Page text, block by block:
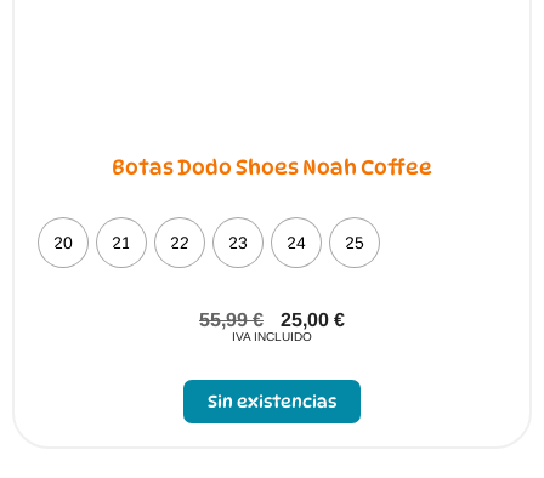
Botas Dodo Shoes Noah Coffee
20 21 22 23 24 25
55,99€ 25,00 €
IVA INCLUIDO
Sin existencias